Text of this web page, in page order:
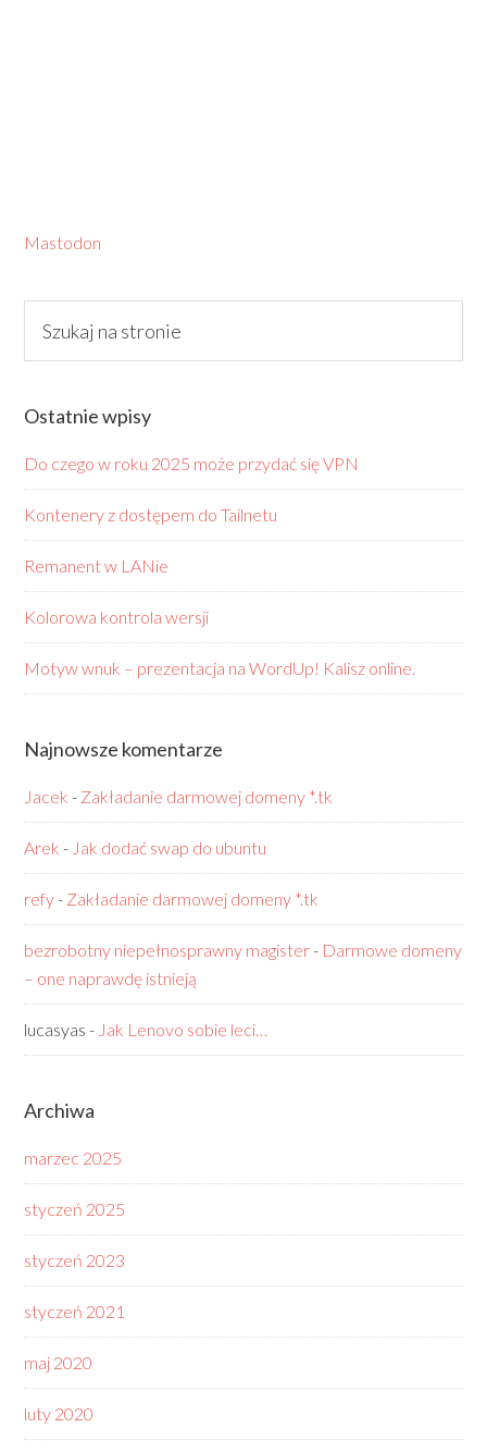
Mastodon
Ostatnie wpisy
Do czego w roku 2025 może przydać się VPN
Kontenery z dostępem do Tailnetu
Remanent w LANie
Kolorowa kontrola wersji
Motyw wnuk – prezentacja na WordUp! Kalisz online.
Najnowsze komentarze
Jacek - Zakładanie darmowej domeny *.tk
Arek - Jak dodać swap do ubuntu
refy- Zakładanie darmowej domeny *.tk
bezrobotny niepełnosprawny magister- Darmowe domeny
– one naprawdę istnieją
lucasyas - Jak Lenovo sobie leci…
Archiwa
marzec 2025
styczeń 2025
styczeń 2023
styczeń 2021
maj 2020
luty 2020